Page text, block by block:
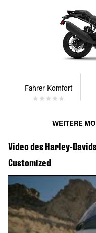
Fahrer Komfort
WEITERE
Video des Harley-
Customized